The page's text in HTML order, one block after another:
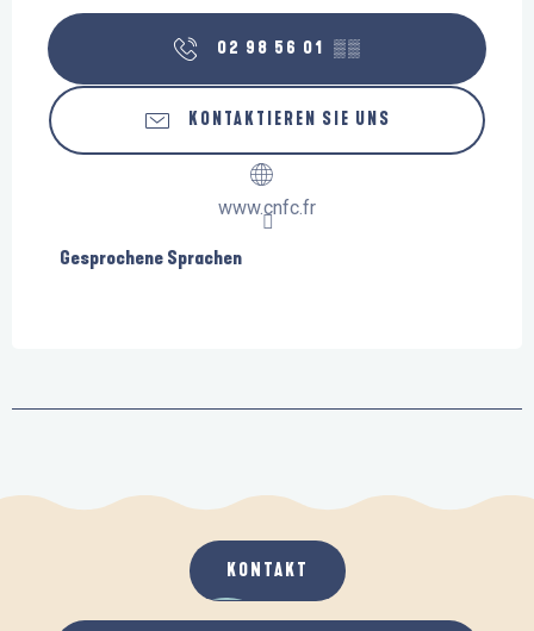
02 98 56 01 ▒▒
KONTAKTIEREN SIE UNS
www.cnfc.fr
Gesprochene Sprachen
Gesprochene Sprachen
KONTAKT